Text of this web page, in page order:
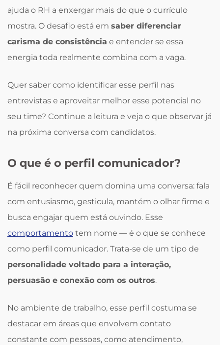
ajuda o RH a enxergar mais do que o currículo
mostra. O desafio está em saber diferenciar
carisma de consistência e entender se essa
energia toda realmente combina com a vaga.
Quer saber como identificar esse perfil nas
entrevistas e aproveitar melhor esse potencial no
seu time? Continue a leitura e veja o que observar já
na próxima conversa com candidatos.
O que é o perfil comunicador?
É fácil reconhecer quem domina uma conversa: fala
com entusiasmo, gesticula, mantém o olhar firme e
busca engajar quem está ouvindo. Esse
comportamento tem nome — é o que se conhece
como perfil comunicador. Trata-se de um tipo de
personalidade voltado para a interação,
persuasão e conexão com os outros.
No ambiente de trabalho, esse perfil costuma se
destacar em áreas que envolvem contato
constante com pessoas, como atendimento,